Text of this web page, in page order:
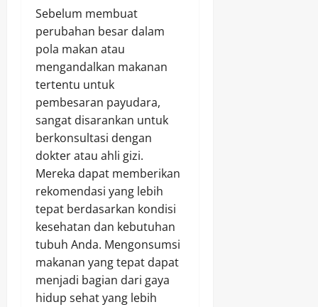
Sebelum membuat
perubahan besar dalam
pola makan atau
mengandalkan makanan
tertentu untuk
pembesaran payudara,
sangat disarankan untuk
berkonsultasi dengan
dokter atau ahli gizi.
Mereka dapat memberikan
rekomendasi yang lebih
tepat berdasarkan kondisi
kesehatan dan kebutuhan
tubuh Anda. Mengonsumsi
makanan yang tepat dapat
menjadi bagian dari gaya
hidup sehat yang lebih